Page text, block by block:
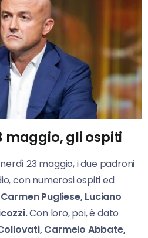
maggio, gli ospiti
23 maggio, i due padroni
con numerosi ospiti ed
Carmen Pugliese, Luciano
Con loro, poi, è dato
Carmelo Abbate,